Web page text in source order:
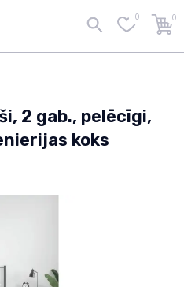
0 0
2 gab., pelēcīgi,
koks